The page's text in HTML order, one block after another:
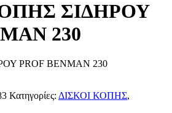
ΣΙΔΗΡΟΥ
230
PROF BENMAN 230
Κατηγορίες: ΔΙΣΚΟΙ ΚΟΠΗΣ,